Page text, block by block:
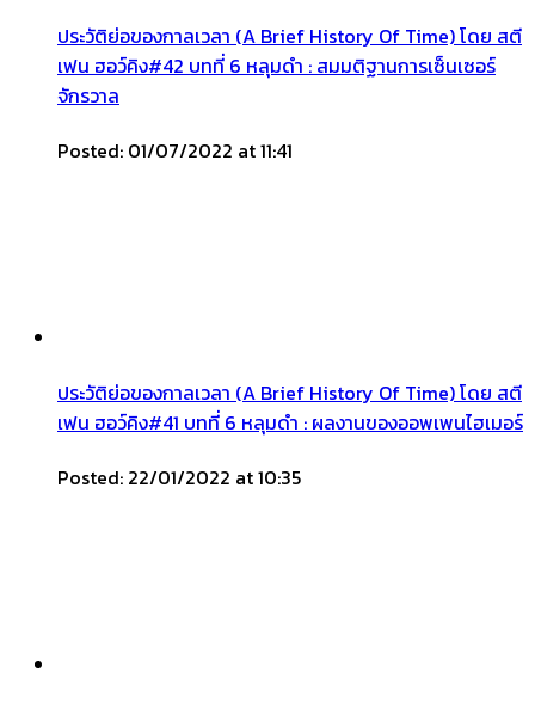
ประวัติย่อของกาลเวลา (A Brief History Of Time) โดย สตี
เฟน ฮอว์คิง#42 บทที่ 6 หลุมดำ : สมมติฐานการเซ็นเซอร์
จักรวาล
Posted: 01/07/2022 at 11:41
ประวัติย่อของกาลเวลา (A Brief History Of Time) โดย สตี
เฟน ฮอว์คิง#41 บทที่ 6 หลุมดำ : ผลงานของออพเพนไฮเมอร์
Posted: 22/01/2022 at 10:35